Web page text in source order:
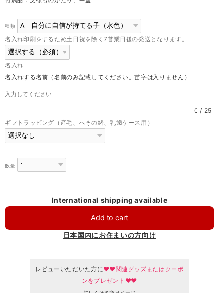
種類
名入れ印刷をするため土日祝を除く7営業日後の発送となります。
名入れ
名入れする名前（名前のみ記載してください。苗字は入りません）
0 / 25
ギフトラッピング（産毛、へその緒、乳歯ケース用）
数量
International shipping available
Add to cart
日本国内にお住まいの方向け
レビューいただいた方に♥♥関連グッズまたはクーポ
ンをプレゼント♥♥